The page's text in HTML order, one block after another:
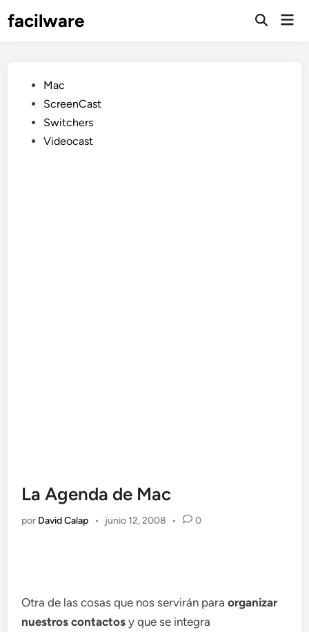
facilware
Publicado
en
Mac
ScreenCast
Switchers
Videocast
La Agenda de Mac
por David Calap • junio 12, 2008 • 0
Otra de las cosas que nos servirán paraorganizar
nuestros contactos y que se integra